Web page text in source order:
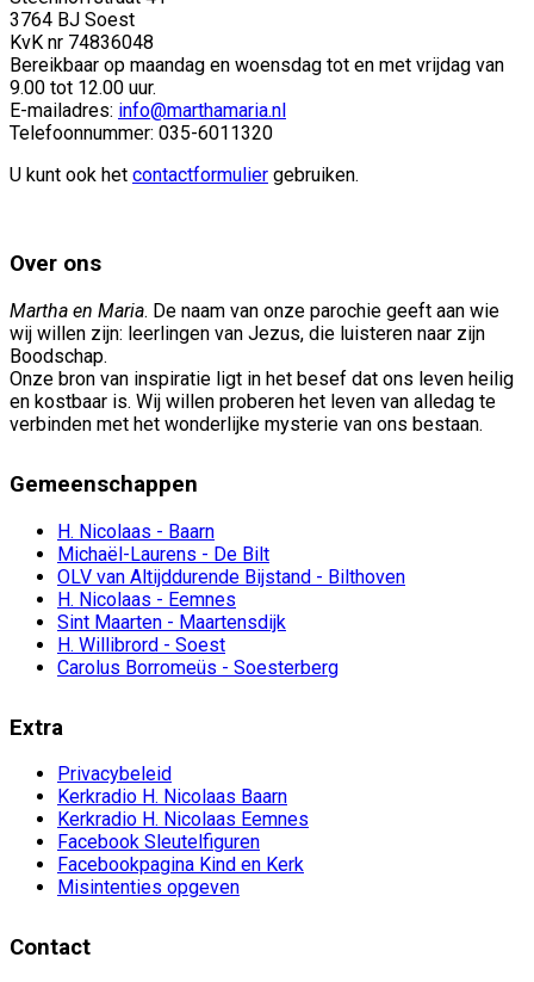
3764 BJ Soest
KvK nr 74836048
Bereikbaar op maandag en woensdag tot en met vrijdag van
9.00 tot 12.00 uur.
E-mailadres: info@marthamaria.nl
Telefoonnummer: 035-6011320
U kunt ook het contactformulier gebruiken.
Over ons
Martha en Maria. De naam van onze parochie geeft aan wie
wij willen zijn: leerlingen van Jezus, die luisteren naar zijn
Boodschap.
Onze bron van inspiratie ligt in het besef dat ons leven heilig
en kostbaar is. Wij willen proberen het leven van alledag te
verbinden met het wonderlijke mysterie van ons bestaan.
Gemeenschappen
H. Nicolaas - Baarn
Michaël-Laurens - De Bilt
OLV van Altijddurende Bijstand - Bilthoven
H. Nicolaas - Eemnes
Sint Maarten - Maartensdijk
H. Willibrord - Soest
Carolus Borromeüs - Soesterberg
Extra
Privacybeleid
Kerkradio H. Nicolaas Baarn
Kerkradio H. Nicolaas Eemnes
Facebook Sleutelfiguren
Facebookpagina Kind en Kerk
Misintenties opgeven
Contact